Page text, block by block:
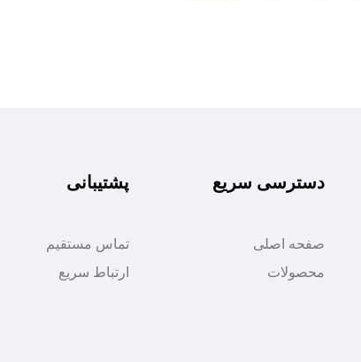
دسترسی سریع
صفحه اصلی
محصولات
پشتیبانی
تماس مستقیم
ارتباط سریع